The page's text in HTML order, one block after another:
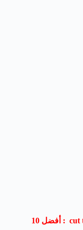
لعبة قطع الحبل-السفر عبر الزمنcut the Rope : أفضل 10